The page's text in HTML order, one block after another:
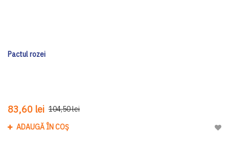
Pactul rozei
83,60 lei 104,50 lei
ADAUGĂ ÎN COȘ